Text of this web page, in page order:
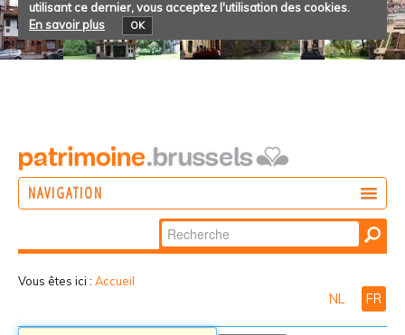
utilisant ce dernier, vous acceptez l'utilisation des cookies.
En savoir plus
OK
NAVIGATION
Chercher par
Recherche
Vous êtes ici : Accueil
NL FR